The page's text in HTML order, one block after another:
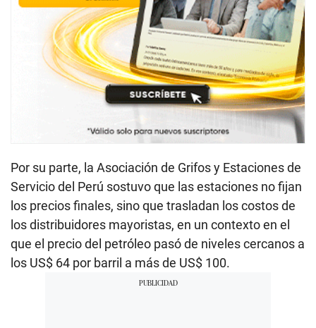
Por su parte, la Asociación de Grifos y Estaciones de
Servicio del Perú sostuvo que las estaciones no fijan
los precios finales, sino que trasladan los costos de
los distribuidores mayoristas, en un contexto en el
que el precio del petróleo pasó de niveles cercanos a
los US$ 64 por barril a más de US$ 100.